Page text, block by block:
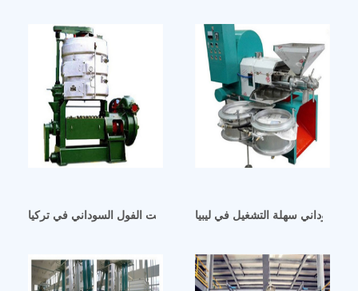
الموردين العالميين لزيت الفول السوداني في تركياالسوداني سهلة التشغيل في ليبيا